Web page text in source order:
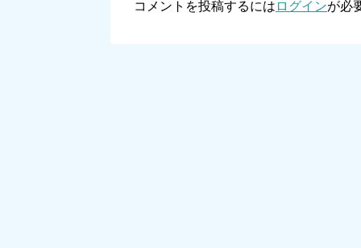
コメントを投稿するには ログインが必